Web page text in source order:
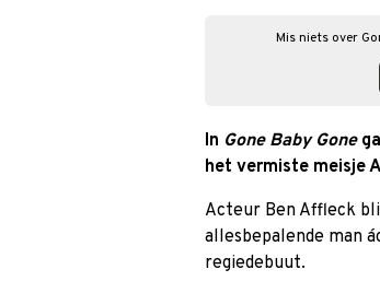
Mis niets over
In Gone Baby Gone
het vermiste meisje
Acteur Ben Affleck
allesbepalende man
regiedebuut.